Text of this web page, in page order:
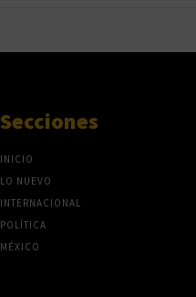
Secciones
INICIO
LO NUEVO
INTERNACIONAL
POLÍTICA
MÉXICO